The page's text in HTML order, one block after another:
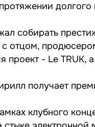
собирать
отцом,
проект - Le
получает
клубного